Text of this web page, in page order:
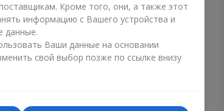
Кроме того, они, а также этот
информацию с Вашего устройства и
данные.
Ваши данные на основании
свой выбор позже по ссылке внизу